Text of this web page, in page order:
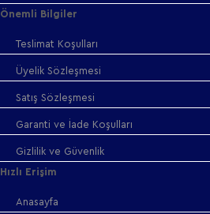
Önemli Bilgiler
Teslimat Koşulları
Üyelik Sözleşmesi
Satış Sözleşmesi
Garanti ve İade Koşulları
Gizlilik ve Güvenlik
Hızlı Erişim
Anasayfa